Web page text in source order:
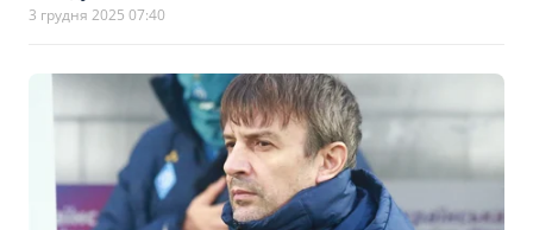
3 грудня 2025 07:40